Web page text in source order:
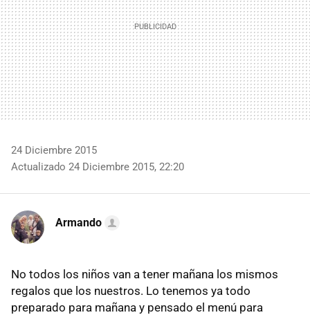
24 Diciembre 2015
Actualizado 24 Diciembre 2015, 22:20
Armando
No todos los niños van a tener mañana los mismos
regalos que los nuestros. Lo tenemos ya todo
preparado para mañana y pensado el menú para